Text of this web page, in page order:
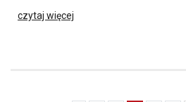
czytaj więcej